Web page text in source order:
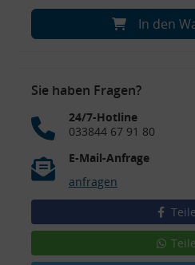
In den
Sie haben Fragen?
24/7-Hotline
033844 67 91 80
E-Mail-Anfrage
anfragen